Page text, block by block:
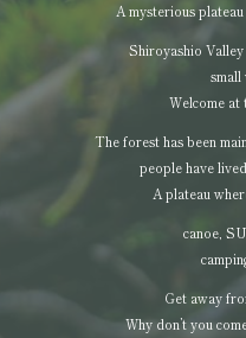
A mysterious
Shiroyashio
small
Welcome at
The forest has been
people have
A plateau
canoe,
Get away
Why don’t you